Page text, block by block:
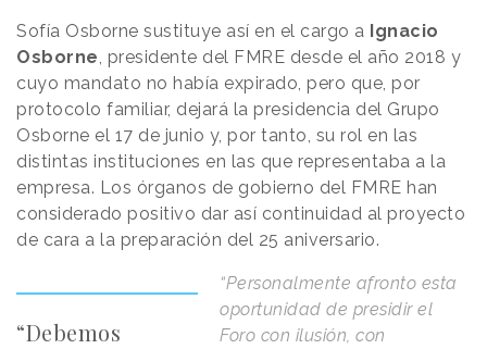
Sofía Osborne sustituye así en el cargo a Ignacio
Osborne, presidente del FMRE desde el año 2018 y
cuyo mandato no había expirado, pero que, por
protocolo familiar, dejará la presidencia del Grupo
Osborne el 17 de junio y, por tanto, su rol en las
distintas instituciones en las que representaba a la
empresa. Los órganos de gobierno del FMRE han
considerado positivo dar así continuidad al proyecto
de cara a la preparación del 25 aniversario.
“Debemos
“Personalmente afronto esta
oportunidad de presidir el
Foro con ilusión, con